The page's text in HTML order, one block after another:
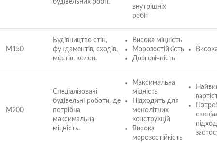
будівельних робіт.
внутрішніх
робіт
M150
Будівництво стін,
фундаментів, сходів,
мостів, колон.
Висока міцність
Морозостійкість
Довговічність
M200
Спеціалізовані
будівельні роботи, де
потрібна
максимальна
міцність.
Максимальна
міцність
Підходить для
монолітних
конструкцій
Висока
морозостійкість